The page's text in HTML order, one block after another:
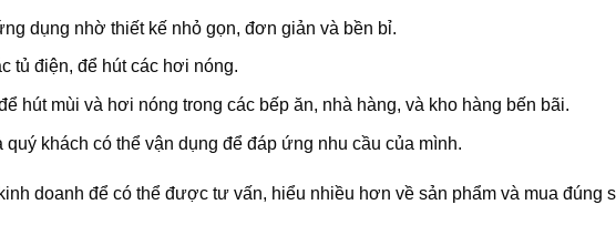
dụng nhờ thiết kế nhỏ gọn, đơn giản và bền bỉ.
tủ điện, để hút các hơi nóng.
hút mùi và hơi nóng trong các bếp ăn, nhà hàng, và kho hàng bến bãi.
khách có thể vận dụng để đáp ứng nhu cầu của mình.
doanh để có thể được tư vấn, hiểu nhiều hơn về sản phẩm và mua đúng